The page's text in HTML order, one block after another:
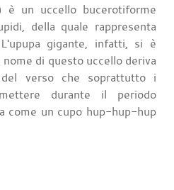
è un uccello bucerotiforme
della quale rappresenta
gigante, infatti, si è
di questo uccello deriva
del verso che soprattutto i
durante il periodo
come un cupo hup-hup-hup